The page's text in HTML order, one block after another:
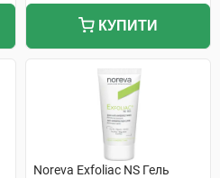
КУПИТИ
Noreva Exfoliac NS Гель